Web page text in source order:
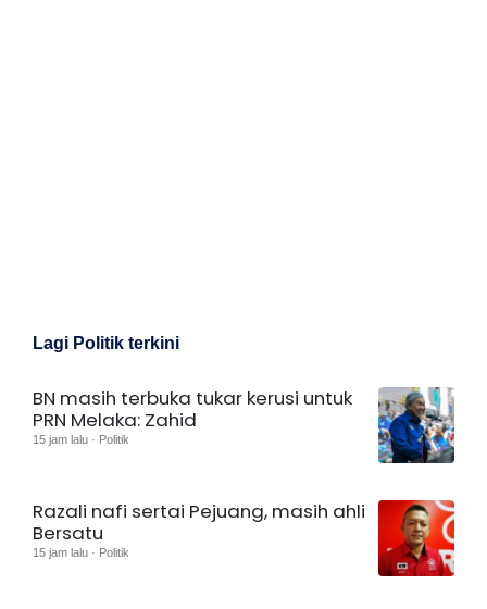
Lagi Politik terkini
BN masih terbuka tukar kerusi untuk
PRN Melaka: Zahid
15 jam lalu · Politik
Razali nafi sertai Pejuang, masih ahli
Bersatu
15 jam lalu · Politik